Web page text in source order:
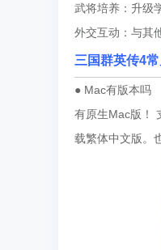
武将培养：升级
外交互动：与其
三国群英传4
● Mac有版本吗
有原生Mac版！
载繁体中文版。